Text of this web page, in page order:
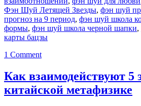
Фэн Шуй Летящей Звезды, фэн шуй
прогноз на 9 период, фэн шуй школа
формы, фэн шуй школа черной шапки,
карты бацзы
1 Comment
Как взаимодействуют 5
китайской метафизике